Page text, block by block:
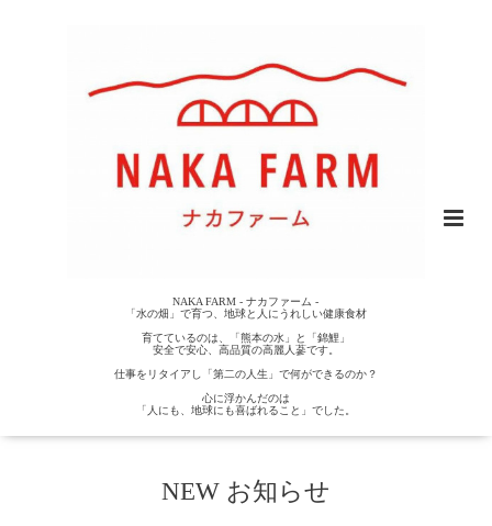
NAKA FARM - ナカファーム -
「水の畑」で育つ、地球と人にうれしい健康食材
育てているのは、「熊本の水」と「錦鯉」
安全で安心、高品質の高麗人蔘です。
仕事をリタイアし「第二の人生」で何ができるのか？
心に浮かんだのは
「人にも、地球にも喜ばれること」でした。
NEW お知らせ